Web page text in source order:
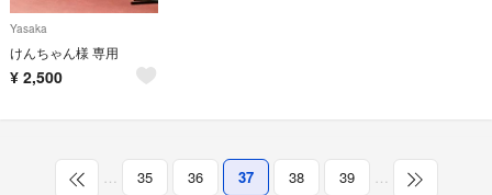
Yasaka
けんちゃん様 専用
¥ 2,500
… 35 36 37 38 39 …